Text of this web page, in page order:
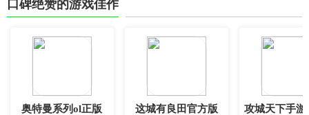
口碑绝赞的游戏佳作
奥特曼系列ol正版 这城有良田官方版 攻城天下手游